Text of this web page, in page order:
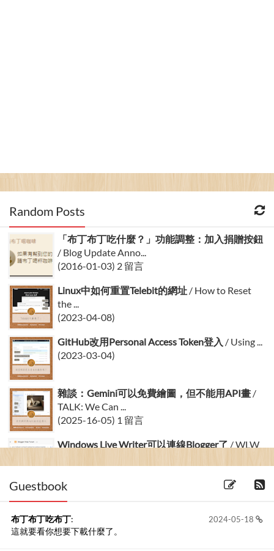
Random Posts
「布丁布丁吃什麼？」功能調整：加入捐贈按鈕
/ Blog Update Anno...
(2016-01-03) 2 留言
Linux中如何重置Telebit的網址 / How to Reset
the ...
(2023-04-08)
GitHub改用Personal Access Token登入 / Using ...
(2023-03-04)
雜談：Gemini可以免費繪圖，但不能用API畫 /
TALK: We Can ...
(2025-16-05) 1 留言
Windows Live Writer可以連線Blogger了 / WLW
Guestbook
2024-05-18
布丁布丁吃布丁:
這就要看你想要下載什麼了。